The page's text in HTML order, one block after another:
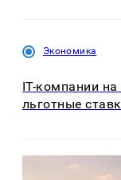
Экономика
IT-компании
льготные